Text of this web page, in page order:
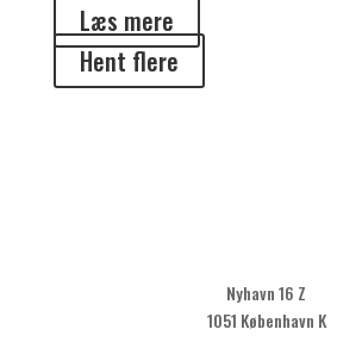
Læs mere
Hent flere
Nyhavn 16 Z
1051 København K